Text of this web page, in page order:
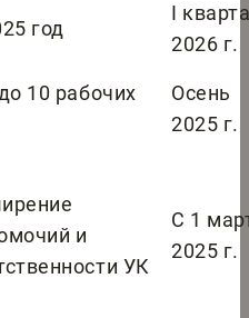
год
I
2026 г.
10 рабочих
Осень
2025 г.
и
УК
С 1
2025 г.